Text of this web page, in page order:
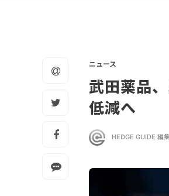
ニュース
武田薬品
低減へ
HEDGE GUIDE 編